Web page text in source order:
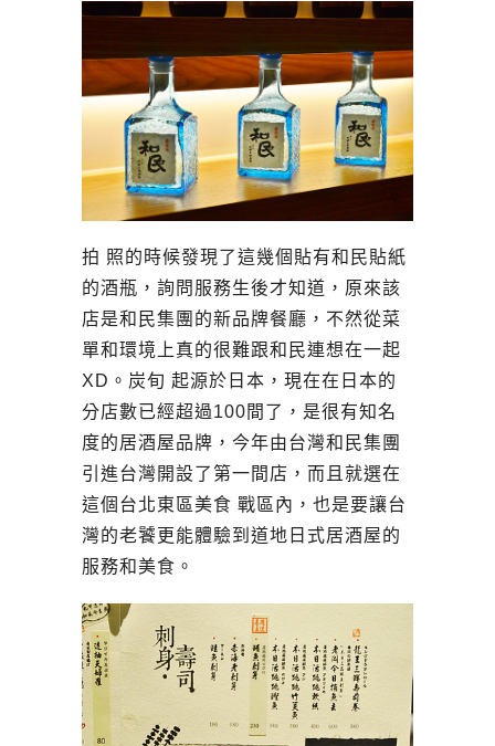
拍 照的時候發現了這幾個貼有和民貼紙
的酒瓶，詢問服務生後才知道，原來該
店是和民集團的新品牌餐廳，不然從菜
單和環境上真的很難跟和民連想在一起
XD。炭旬 起源於日本，現在在日本的
分店數已經超過100間了，是很有知名
度的居酒屋品牌，今年由台灣和民集團
引進台灣開設了第一間店，而且就選在
這個台北東區美食 戰區內，也是要讓台
灣的老饕更能體驗到道地日式居酒屋的
服務和美食。